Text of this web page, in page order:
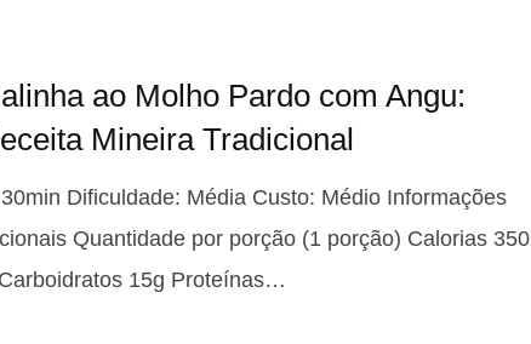
ao Molho Pardo com Angu:
Mineira Tradicional
Dificuldade: Média Custo: Médio Informações
Quantidade por porção (1 porção) Calorias 350
15g Proteínas…